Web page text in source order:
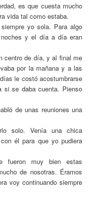
es que cuesta mucho
vida tal como estaba.
yo sola. Para algo
y el día a día eran
centro de día, y al final me
por la mañana y a las
le costó acostumbrarse
si se daba cuenta. Pienso
de unas reuniones una
solo. Venía una chica
él para que yo pudiera
fueron muy bien estas
de nosotras. Éramos
voy continuando siempre